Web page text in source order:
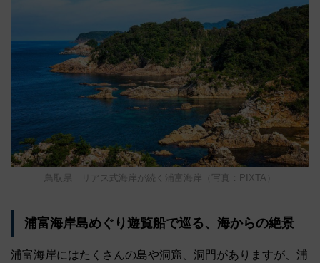
鳥取県 リアス式海岸が続く浦富海岸（写真：PIXTA）
浦富海岸島めぐり遊覧船で巡る、海からの絶景
浦富海岸にはたくさんの島や洞窟、洞門がありますが、浦